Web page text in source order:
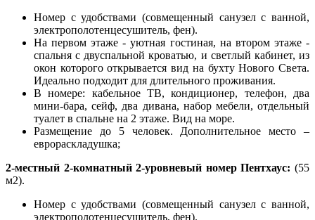
Номер с удобствами (совмещенный санузел с ванной,
электрополотенцесушитель, фен).
На первом этаже - уютная гостиная, на втором этаже -
спальня с двуспальной кроватью, и светлый кабинет, из
окон которого открывается вид на бухту Нового Света.
Идеально подходит для длительного проживания.
В номере: кабельное ТВ, кондиционер, телефон, два
мини-бара, сейф, два дивана, набор мебели, отдельный
туалет в спальне на 2 этаже. Вид на море.
Размещение до 5 человек. Дополнительное место –
еврораскладушка;
2-местный 2-комнатный 2-уровневый номер Пентхаус: (55
м2).
Номер с удобствами (совмещенный санузел с ванной,
электрополотенцесушитель, фен).